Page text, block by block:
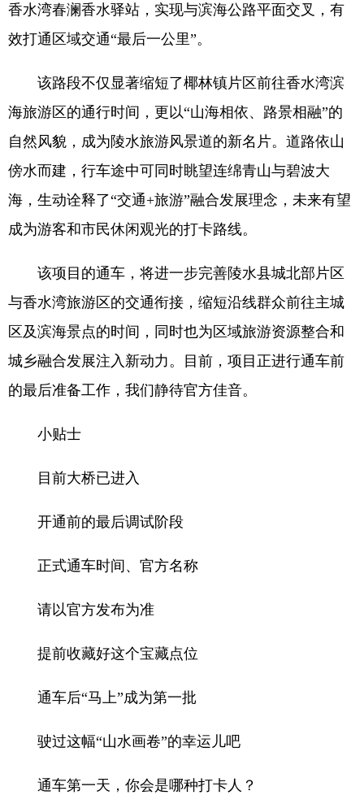
香水湾春澜香水驿站，实现与滨海公路平面交叉，有
效打通区域交通“最后一公里”。
该路段不仅显著缩短了椰林镇片区前往香水湾滨
海旅游区的通行时间，更以“山海相依、路景相融”的
自然风貌，成为陵水旅游风景道的新名片。道路依山
傍水而建，行车途中可同时眺望连绵青山与碧波大
海，生动诠释了“交通+旅游”融合发展理念，未来有望
成为游客和市民休闲观光的打卡路线。
该项目的通车，将进一步完善陵水县城北部片区
与香水湾旅游区的交通衔接，缩短沿线群众前往主城
区及滨海景点的时间，同时也为区域旅游资源整合和
城乡融合发展注入新动力。目前，项目正进行通车前
的最后准备工作，我们静待官方佳音。
小贴士
目前大桥已进入
开通前的最后调试阶段
正式通车时间、官方名称
请以官方发布为准
提前收藏好这个宝藏点位
通车后“马上”成为第一批
驶过这幅“山水画卷”的幸运儿吧
通车第一天，你会是哪种打卡人？